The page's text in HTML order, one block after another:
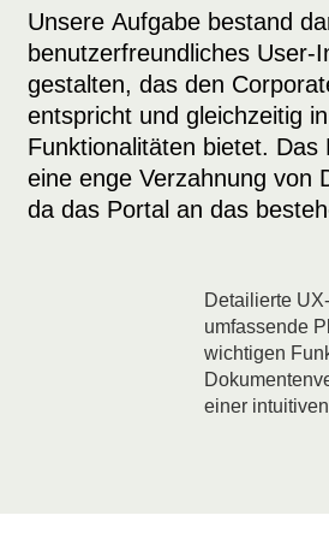
Unsere Aufgabe bestand
benutzerfreundliches User-
gestalten, das den
entspricht und gleichzeitig
Funktionalitäten bietet.
eine enge Verzahnung von
da das Portal an das
Detailierte
umfassende
wichtigen
einer